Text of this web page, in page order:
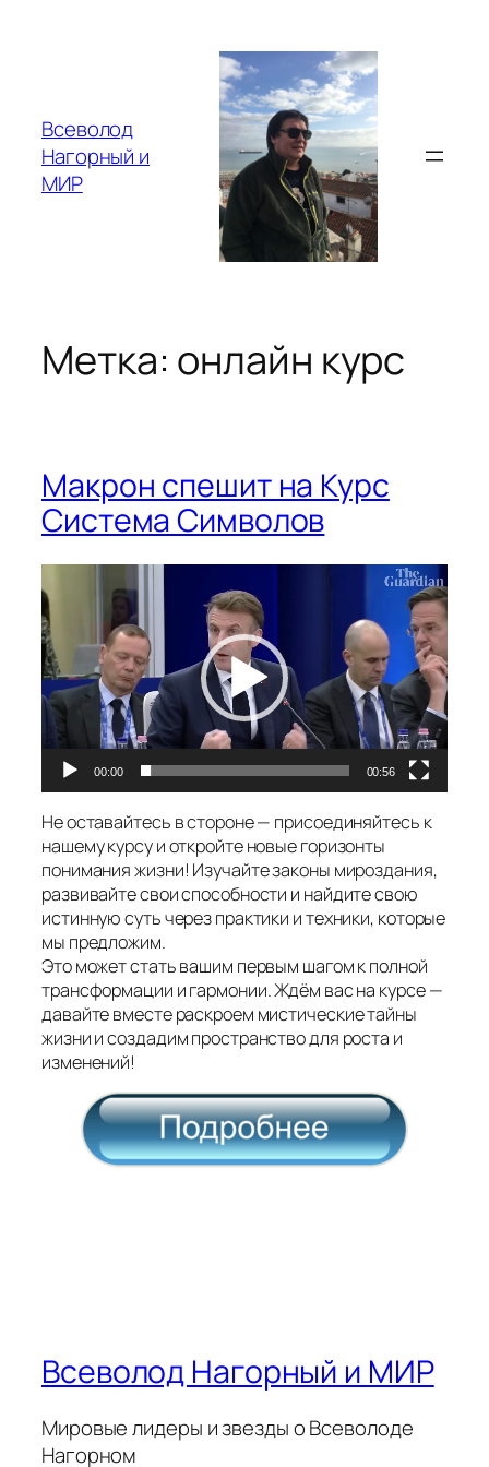
Всеволод
Нагорный и
МИР
Метка: онлайн курс
Макрон спешит на Курс
Система Символов
00:00 00:56
Не оставайтесь в стороне — присоединяйтесь к
нашему курсу и откройте новые горизонты
понимания жизни! Изучайте законы мироздания,
развивайте свои способности и найдите свою
истинную суть через практики и техники, которые
мы предложим.
Это может стать вашим первым шагом к полной
трансформации и гармонии. Ждём вас на курсе —
давайте вместе раскроем мистические тайны
жизни и создадим пространство для роста и
изменений!
Всеволод Нагорный и МИР
Мировые лидеры и звезды о Всеволоде
Нагорном